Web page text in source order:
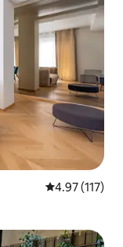
レビュー117
4.97 (117)